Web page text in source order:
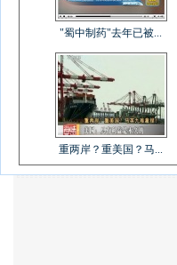
"蜀中制药"去年已被...
重两岸？重美国？马...